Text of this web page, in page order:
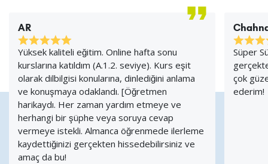
AR
Yüksek kaliteli eğitim. Online hafta sonu
kurslarına katıldım (A.1.2. seviye). Kurs eşit
olarak dilbilgisi konularına, dinlediğini anlama
ve konuşmaya odaklandı. [Öğretmen
harikaydı. Her zaman yardım etmeye ve
herhangi bir şüphe veya soruya cevap
vermeye istekli. Almanca öğrenmede ilerleme
kaydettiğinizi gerçekten hissedebilirsiniz ve
amaç da bu!
Süper
çok
ederim!